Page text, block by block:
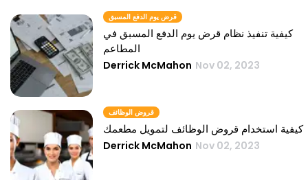
قرض يوم الدفع المسبق
كيفية تنفيذ نظام قرض يوم الدفع المسبق في
المطاعم
Derrick McMahon Nov 02, 2023
قروض الوظائف
كيفية استخدام قروض الوظائف لتمويل مطعمك
Derrick McMahon Nov 02, 2023